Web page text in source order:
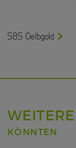
585 Gelbgold
KÖNNTEN